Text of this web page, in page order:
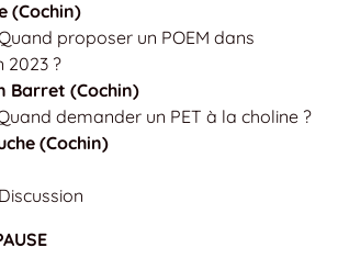
(Cochin)
proposer un POEM dans
2023 ?
Barret (Cochin)
demander un PET à la choline ?
(Cochin)